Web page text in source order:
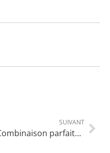
SUIVANT
Combinaison parfaite de la fonction et de l'aspect de l'emballage cosmétique